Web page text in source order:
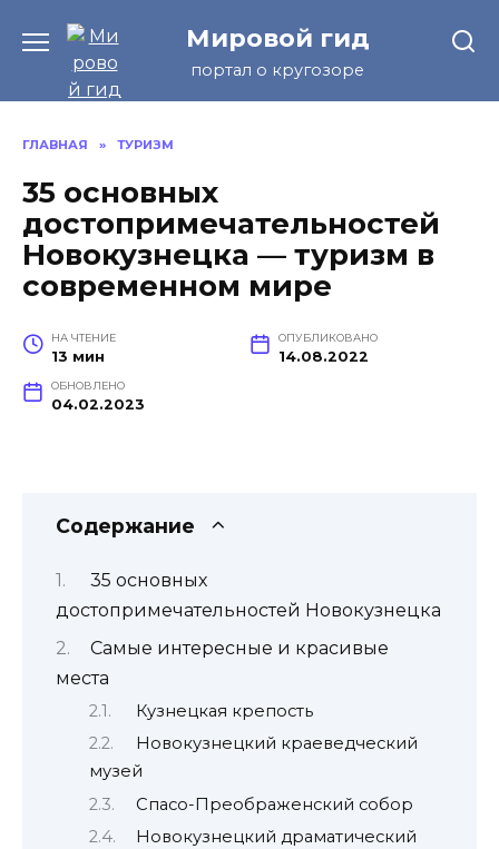
содержанию
Мировой гид
портал о кругозоре
ГЛАВНАЯ » ТУРИЗМ
35 основных
достопримечательностей
Новокузнецка — туризм в
современном мире
НА ЧТЕНИЕ
13 мин
ОПУБЛИКОВАНО
14.08.2022
ОБНОВЛЕНО
04.02.2023
Содержание
35 основных
достопримечательностей Новокузнецка
Самые интересные и красивые
места
Кузнецкая крепость
Новокузнецкий краеведческий
музей
Спасо-Преображенский собор
Новокузнецкий драматический